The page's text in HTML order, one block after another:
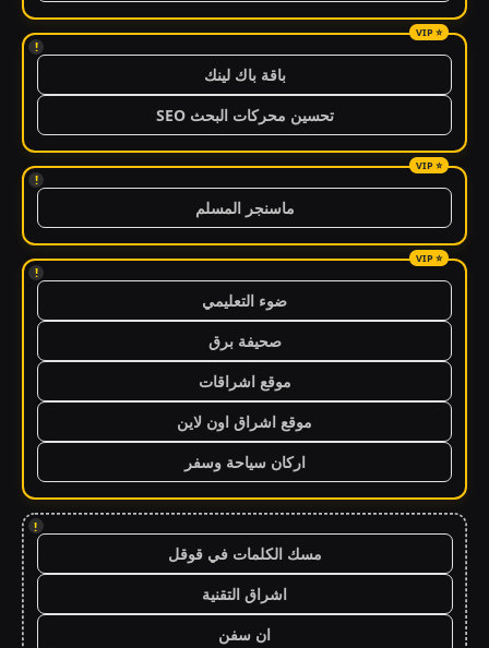
!
باقة باك لينك
تحسين محركات البحث SEO
!
ماسنجر المسلم
!
ضوء التعليمي
صحيفة برق
موقع اشراقات
موقع اشراق اون لاين
اركان سياحة وسفر
!
مسك الكلمات في قوقل
اشراق التقنية
ان سفن